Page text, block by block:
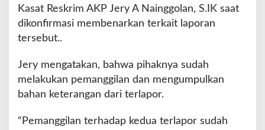
Kasat Reskrim AKP Jery A Nainggolan, S.IK saat
dikonfirmasi membenarkan terkait laporan
tersebut..
Jery mengatakan, bahwa pihaknya sudah
melakukan pemanggilan dan mengumpulkan
bahan keterangan dari terlapor.
“Pemanggilan terhadap kedua terlapor sudah